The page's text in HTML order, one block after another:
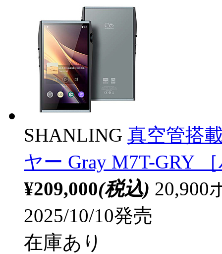
SHANLING 真空管搭
ヤー Gray M7T-GRY
¥209,000(税込) 20,900
2025/10/10発売
在庫あり